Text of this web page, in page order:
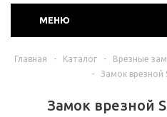
МЕНЮ
Главная - Каталог - Врезные
-
Замок врезной
Замок врезной